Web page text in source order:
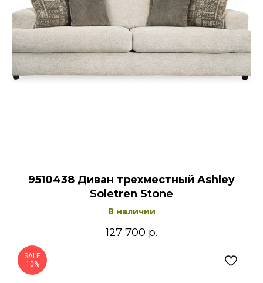
9510438 Диван трехместный Ashley
Soletren Stone
В наличии
127 700 р.
SALE
10%